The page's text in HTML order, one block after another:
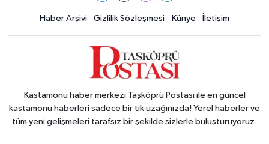
Haber Arşivi Gizlilik Sözleşmesi Künye İletişim
Kastamonu haber merkezi Taşköprü Postası ile en güncel
kastamonu haberleri sadece bir tık uzağınızda! Yerel haberler ve
tüm yeni gelişmeleri tarafsız bir şekilde sizlerle buluşturuyoruz.